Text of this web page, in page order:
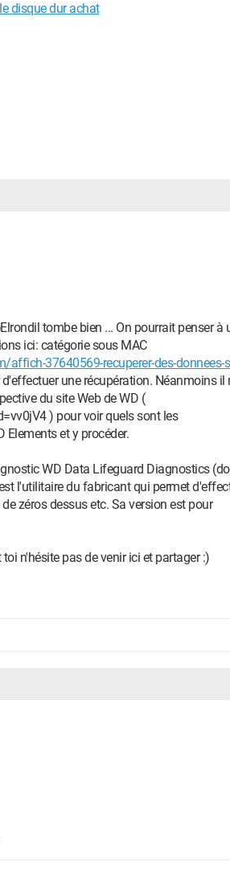
disque dur achat
tombe bien ... On pourrait penser à
ici: catégorie sous MAC
37640569-recuperer-des-donnees-
une récupération. Néanmoins il
du site Web de WD (
) pour voir quels sont les
et y procéder.
WD Data Lifeguard Diagnostics
l'utilitaire du fabricant qui permet
zéros dessus etc. Sa version est pour
n'hésite pas de venir ici et partager :)